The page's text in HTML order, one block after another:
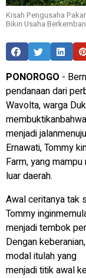
Kisah Pengusaha
Bikin Usaha
PONOROGO -
pendanaan dari
Wavolta, warga
menjadi
Ernawati, Tommy
Farm, yang
luar daerah.
Awal ceritanya tak
Tommy
menjadi tembok
Dengan
modal itulah yang
menjadi titik awal